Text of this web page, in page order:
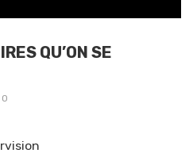
QU’ON SE
0